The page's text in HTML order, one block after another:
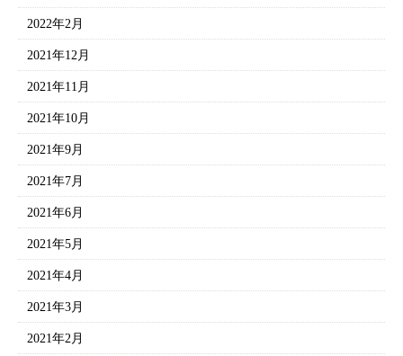
2022年2月
2021年12月
2021年11月
2021年10月
2021年9月
2021年7月
2021年6月
2021年5月
2021年4月
2021年3月
2021年2月